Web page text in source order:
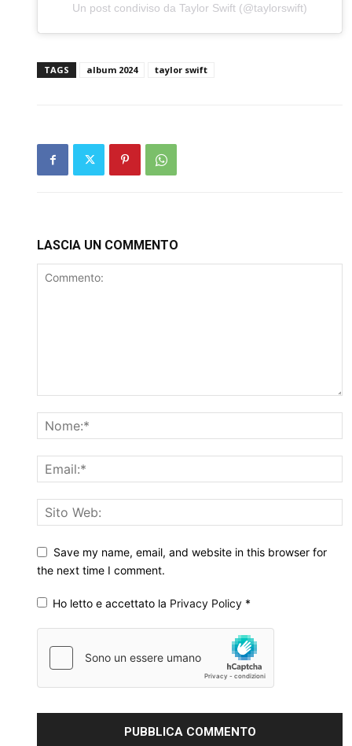
Un post condiviso da Taylor Swift (@taylorswift)
TAGS album 2024 taylor swift
LASCIA UN COMMENTO
Save my name, email, and website in this browser for
the next time I comment.
Ho letto e accettato la Privacy Policy *